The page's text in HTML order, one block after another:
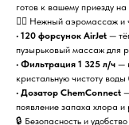
готов к вашему приезду на
💆‍♀️ Нежный аэромассаж и
• 120 форсунок AirJet —
пузырьковый массаж для
• Фильтрация 1 325 л/ч —
кристальную чистоту
• Дозатор ChemConnect
появление запаха хлора
🔒 Безопасность и удобство